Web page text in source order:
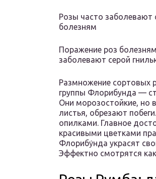
Розы часто заболевают
болезням
Поражение роз
заболевают серой
Размножение сортовых
группы Флорибунда —
Они морозостойкие, но
листья, обрезают
опилками. Главное
красивыми цветками
Флорибу́нда украсят
Эффектно смотрятся